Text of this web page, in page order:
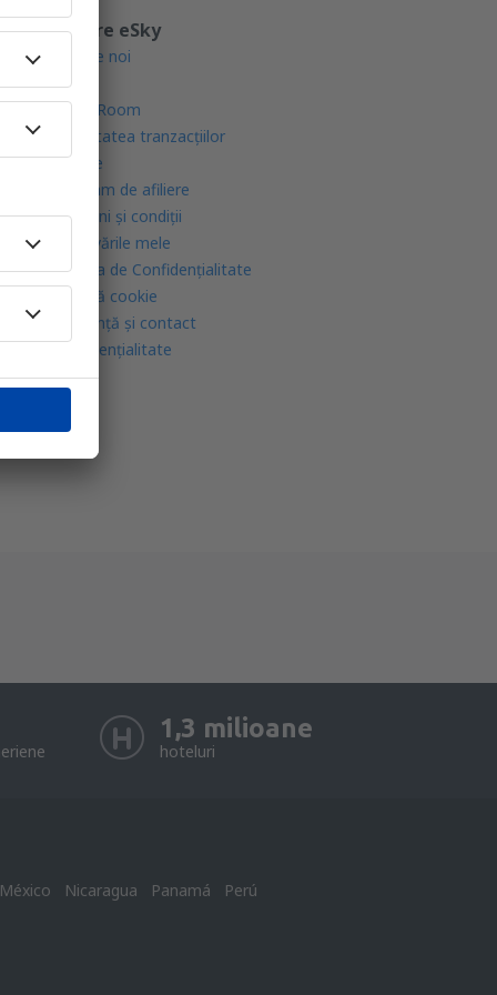
Despre eSky
Despre noi
Blogul
Press Room
Securitatea tranzacţiilor
Cariere
Program de afiliere
Termeni şi condiţii
Rezervările mele
Politica de Confidențialitate
Politică cookie
Asistenţă şi contact
Confidențialitate
1,3 milioane
hoteluri
México Nicaragua Panamá Perú